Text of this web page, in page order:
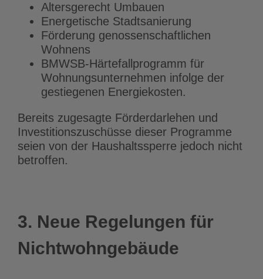
Altersgerecht Umbauen
Energetische Stadtsanierung
Förderung genossenschaftlichen
Wohnens
BMWSB-Härtefallprogramm für
Wohnungsunternehmen infolge der
gestiegenen Energiekosten.
Bereits zugesagte Förderdarlehen und
Investitionszuschüsse dieser Programme
seien von der Haushaltssperre jedoch nicht
betroffen.
3. Neue Regelungen für
Nichtwohngebäude